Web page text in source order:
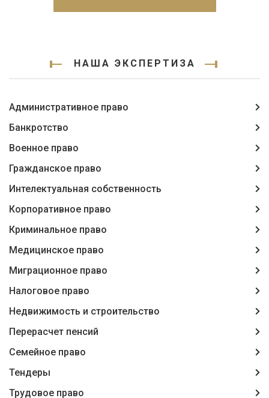
НАША ЭКСПЕРТИЗА
Административное право
Банкротство
Военное право
Гражданское право
Интелектуальная собственность
Корпоративное право
Криминальное право
Медицинское право
Миграционное право
Налоговое право
Недвижимость и строительство
Перерасчет пенсий
Семейное право
Тендеры
Трудовое право